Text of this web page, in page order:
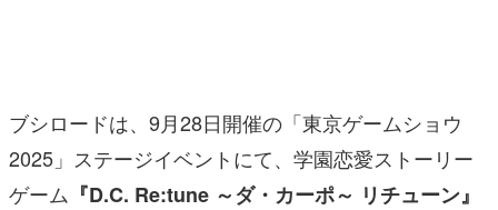
その他
電ファミニコゲーマーとは？
ブシロードは、9月28日開催の「東京ゲームショウ
2025」ステージイベントにて、学園恋愛ストーリー
ゲーム 『D.C. Re:tune ～ダ・カーポ～ リチューン』